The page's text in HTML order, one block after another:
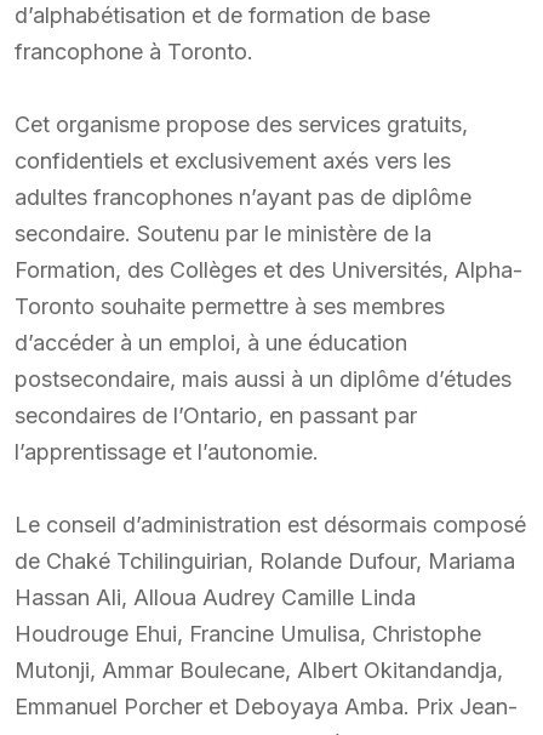
d’alphabétisation et de formation de base
francophone à Toronto.
Cet organisme propose des services gratuits,
confidentiels et exclusivement axés vers les
adultes francophones n’ayant pas de diplôme
secondaire. Soutenu par le ministère de la
Formation, des Collèges et des Universités, Alpha-
Toronto souhaite permettre à ses membres
d’accéder à un emploi, à une éducation
postsecondaire, mais aussi à un diplôme d’études
secondaires de l’Ontario, en passant par
l’apprentissage et l’autonomie.
Le conseil d’administration est désormais composé
de Chaké Tchilinguirian, Rolande Dufour, Mariama
Hassan Ali, Alloua Audrey Camille Linda
Houdrouge Ehui, Francine Umulisa, Christophe
Mutonji, Ammar Boulecane, Albert Okitandandja,
Emmanuel Porcher et Deboyaya Amba. Prix Jean-